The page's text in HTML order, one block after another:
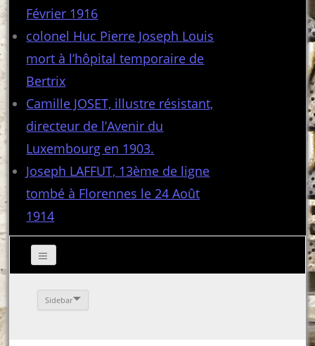
Février 1916
colonel Huc Pierre Joseph Louis
mort à l’hôpital temporaire de
Bertrix
Camille JOSET, illustre résistant,
directeur de l’Avenir du
Luxembourg en 1903.
Joseph LAFFUT, 13ème de ligne
tombé à Florennes le 24 Août
1914
Sidebar